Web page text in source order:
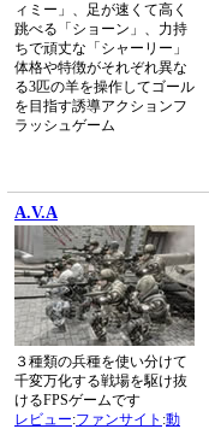
ィミー」、足が速くて高く
跳べる「ショーン」、力持
ちで頑丈な「シャーリー」
体格や特徴がそれぞれ異な
る3匹の羊を操作してゴール
を目指す誘導アクションフ
ラッシュゲーム
A.V.A
３種類の兵種を使い分けて
千変万化する戦場を駆け抜
けるFPSゲームです
レビュー:ファンサイト :動